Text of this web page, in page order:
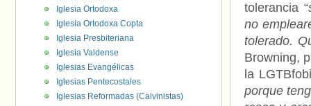
tolerancia “
no
tolerado.
Browning,
la
porque
Iglesia Ortodoxa
Iglesia Ortodoxa Copta
Iglesia Presbiteriana
Iglesia Valdense
Iglesias Evangélicas
Iglesias Pentecostales
Iglesias Reformadas (Calvinistas)